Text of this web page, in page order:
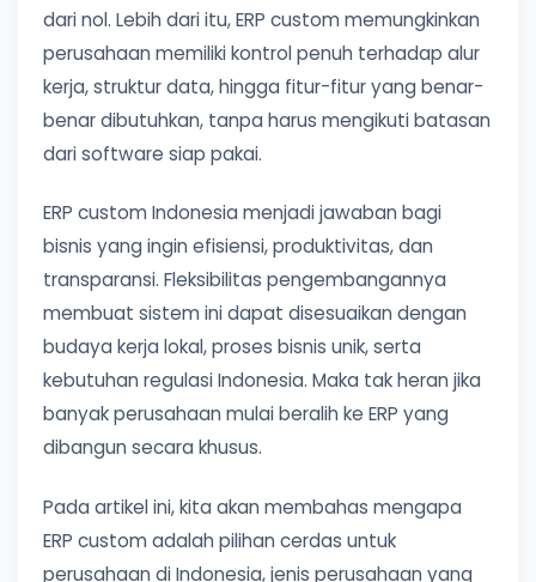
dari nol. Lebih dari itu, ERP custom memungkinkan
perusahaan memiliki kontrol penuh terhadap alur
kerja, struktur data, hingga fitur-fitur yang benar-
benar dibutuhkan, tanpa harus mengikuti batasan
dari software siap pakai.
ERP custom Indonesia menjadi jawaban bagi
bisnis yang ingin efisiensi, produktivitas, dan
transparansi. Fleksibilitas pengembangannya
membuat sistem ini dapat disesuaikan dengan
budaya kerja lokal, proses bisnis unik, serta
kebutuhan regulasi Indonesia. Maka tak heran jika
banyak perusahaan mulai beralih ke ERP yang
dibangun secara khusus.
Pada artikel ini, kita akan membahas mengapa
ERP custom adalah pilihan cerdas untuk
perusahaan di Indonesia, jenis perusahaan yang